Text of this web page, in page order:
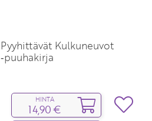
Pyyhittävät Kulkuneuvot
‑puuhakirja
HINTA
14,90 €